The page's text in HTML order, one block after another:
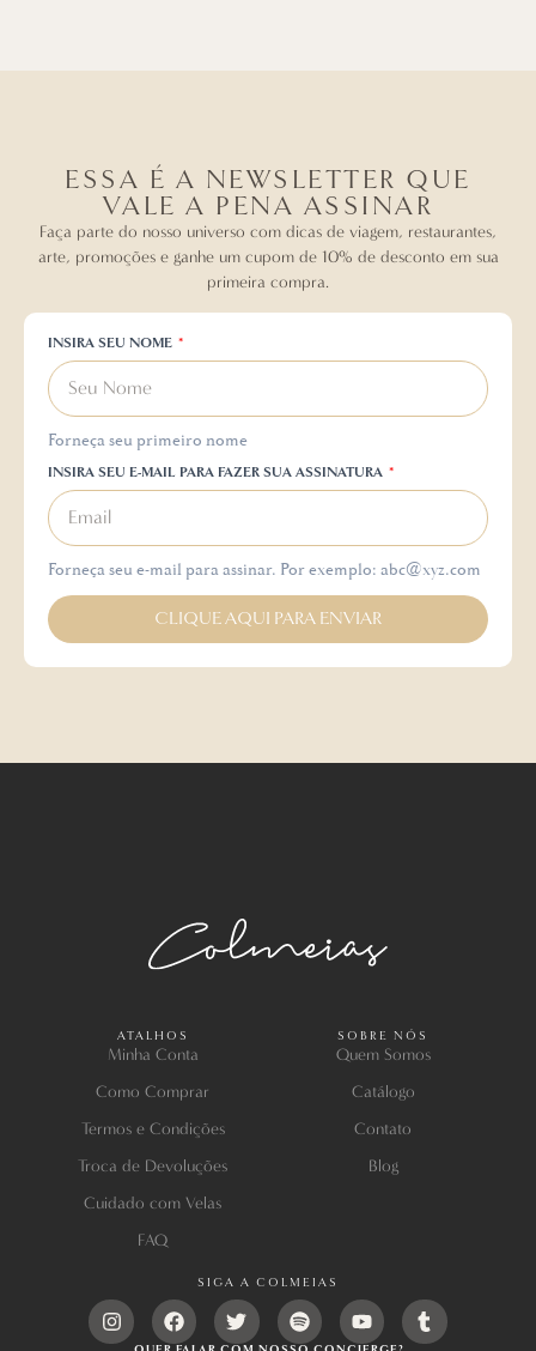
ESSA É A NEWSLETTER QUE
VALE A PENA ASSINAR
Faça parte do nosso universo com dicas de viagem, restaurantes,
arte, promoções e ganhe um cupom de 10% de desconto em sua
primeira compra.
INSIRA SEU NOME
Forneça seu primeiro nome
INSIRA SEU E-MAIL PARA FAZER SUA ASSINATURA
Forneça seu e-mail para assinar. Por exemplo: abc@xyz.com
CLIQUE AQUI PARA ENVIAR
SOBRE NÓS
Quem Somos
Catálogo
Contato
Blog
ATALHOS
Minha Conta
Como Comprar
Termos e Condições
Troca de Devoluções
Cuidado com Velas
FAQ
SIGA A COLMEIAS